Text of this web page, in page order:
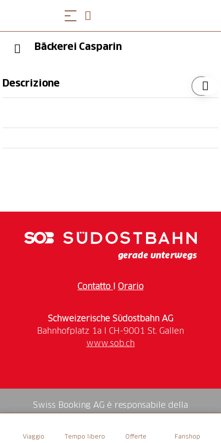
Viaggio Tempo libero Offerte Fanshop
Bäckerei Casparin
Descrizione
Mittelbünden
Contatto I Orario
Schweizerische Südostbahn AG
www.sob.ch
Swiss Booking AG è responsabile della